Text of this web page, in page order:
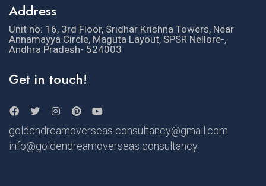
Address
Unit no: 16, 3rd Floor, Sridhar Krishna Towers, Near
Annamayya Circle, Maguta Layout, SPSR Nellore-,
Andhra Pradesh- 524003
Get in touch!
goldendreamoverseas consultancy@gmail.com
info@goldendreamoverseas consultancy